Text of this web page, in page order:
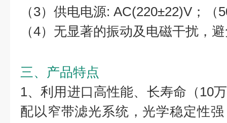
（3）供电电源: AC(220±22)V；（
（4）无显著的振动及电磁干扰，
三、产品特点
1、利用进口高性能、长寿命（10
配以窄带滤光系统，光学稳定性